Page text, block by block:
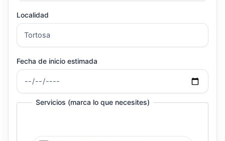
Localidad
Fecha de inicio estimada
Servicios (marca lo que necesites)